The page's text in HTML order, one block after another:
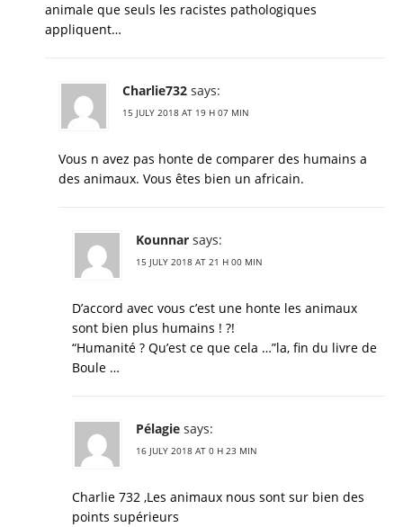
animale que seuls les racistes pathologiques
appliquent…
Charlie732 says:
15 JULY 2018 AT 19 H 07 MIN
Vous n avez pas honte de comparer des humains a
des animaux. Vous êtes bien un africain.
Kounnar says:
15 JULY 2018 AT 21 H 00 MIN
D’accord avec vous c’est une honte les animaux
sont bien plus humains ! ?!
“Humanité ? Qu’est ce que cela …”la, fin du livre de
Boule …
Pélagie says:
16 JULY 2018 AT 0 H 23 MIN
Charlie 732 ,Les animaux nous sont sur bien des
points supérieurs